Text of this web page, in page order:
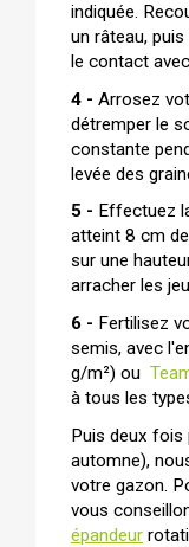
indiquée.
un râteau,
le contact
4 - Arrosez
détremper le
constante
levée des
5 - Effectuez
atteint 8 cm
sur une
arracher les
6 - Fertilisez
semis, avec
g/m²) ou
à tous les
Puis deux fois
automne),
votre gazon.
épandeur